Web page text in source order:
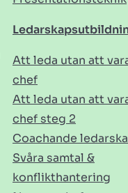
Att leda utan att
chef
Att leda utan att
chef steg 2
Coachande
Svåra samtal &
konflikthantering